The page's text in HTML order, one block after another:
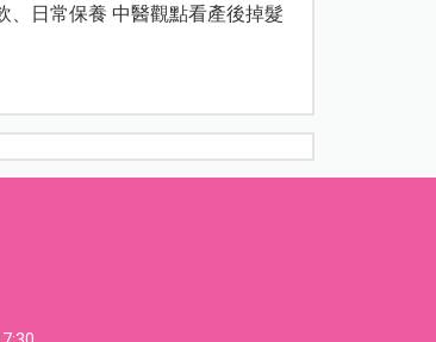
、日常保養 中醫觀點看產後掉髮